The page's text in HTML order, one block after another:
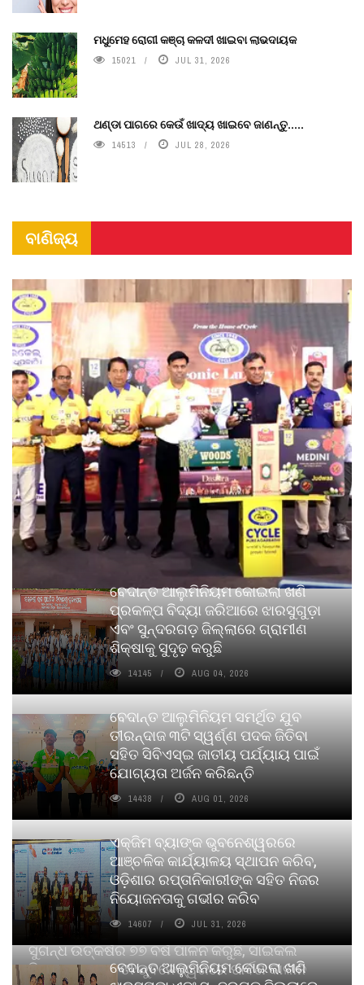
ମଧୁମେହ ରୋଗୀ କଞ୍ଚା କଳଦୀ ଖାଇବା ଲାଭଦାୟକ
15021 JUL 31, 2026
ଥଣ୍ଡା ପାଗରେ କେଉଁ ଖାଦ୍ୟ ଖାଇବେ ଜାଣନ୍ତୁ.....
14513 JUL 28, 2026
ବାଣିଜ୍ୟ
ସୁଗନ୍ଧ ଉତ୍କର୍ଷର ୭୭ ବର୍ଷ ପାଳନ କରୁଛି, ସାଇକଲ
ପିୟୋର୍‌ ଅଗରବତୀ ଭୁବନେଶ୍ୱରରେ ପାର୍ବଣ କାଳୀନ
ବେଦାନ୍ତ ଆଲୁମିନିୟମ କୋଇଲା ଖଣି
ପ୍ରକଳ୍ପ ବିଦ୍ୟା ଜରିଆରେ ଝାରସୁଗୁଡ଼ା
ଏବଂ ସୁନ୍ଦରଗଡ଼ ଜିଲ୍ଲାରେ ଗ୍ରାମୀଣ
ଶିକ୍ଷାକୁ ସୁଦୃଢ଼ କରୁଛି
14145 AUG 04, 2026
ବେଦାନ୍ତ ଆଲୁମିନିୟମ ସମର୍ଥିତ ଯୁବ
ତୀରନ୍ଦାଜ ୩ଟି ସ୍ୱର୍ଣ୍ଣ ପଦକ ଜିତିବା
ସହିତ ସିବିଏସ୍ଇ ଜାତୀୟ ପର୍ଯ୍ୟାୟ ପାଇଁ
ଯୋଗ୍ୟତା ଅର୍ଜନ କରିଛନ୍ତି
14438 AUG 01, 2026
ଏକ୍ଜିମ ବ୍ୟାଙ୍କ ଭୁବନେଶ୍ୱରରେ
ଆଞ୍ଚଳିକ କାର୍ଯ୍ୟାଳୟ ସ୍ଥାପନ କରିବ,
ଓଡ଼ିଶାର ରପ୍ତାନିକାରୀଙ୍କ ସହିତ ନିଜର
ନିୟୋଜନତାକୁ ଗଭୀର କରିବ
14607 JUL 31, 2026
ବେଦାନ୍ତ ଆଲୁମିନିୟମ କୋଇଲା ଖଣି